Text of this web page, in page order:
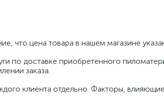
что цена товара в нашем магазине
по доставке приобретенного
заказа.
клиента отдельно. Факторы,